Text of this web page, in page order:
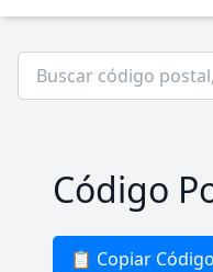
Código
📋 Copiar